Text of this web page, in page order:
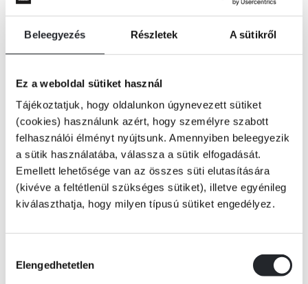
Beleegyezés Részletek A sütikről
Ez a weboldal sütiket használ
Tájékoztatjuk, hogy oldalunkon úgynevezett sütiket
(cookies) használunk azért, hogy személyre szabott
felhasználói élményt nyújtsunk. Amennyiben beleegyezik
a sütik használatába, válassza a sütik elfogadását.
Emellett lehetősége van az összes süti elutasítására
(kivéve a feltétlenül szükséges sütiket), illetve egyénileg
kiválaszthatja, hogy milyen típusú sütiket engedélyez.
kiválasztása
Elengedhetetlen